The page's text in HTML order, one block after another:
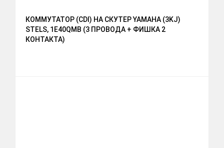
КОММУТАТОР (CDI) НА СКУТЕР YAMAHA (3KJ)
STELS, 1E40QMB (3 ПРОВОДА + ФИШКА 2
КОНТАКТА)